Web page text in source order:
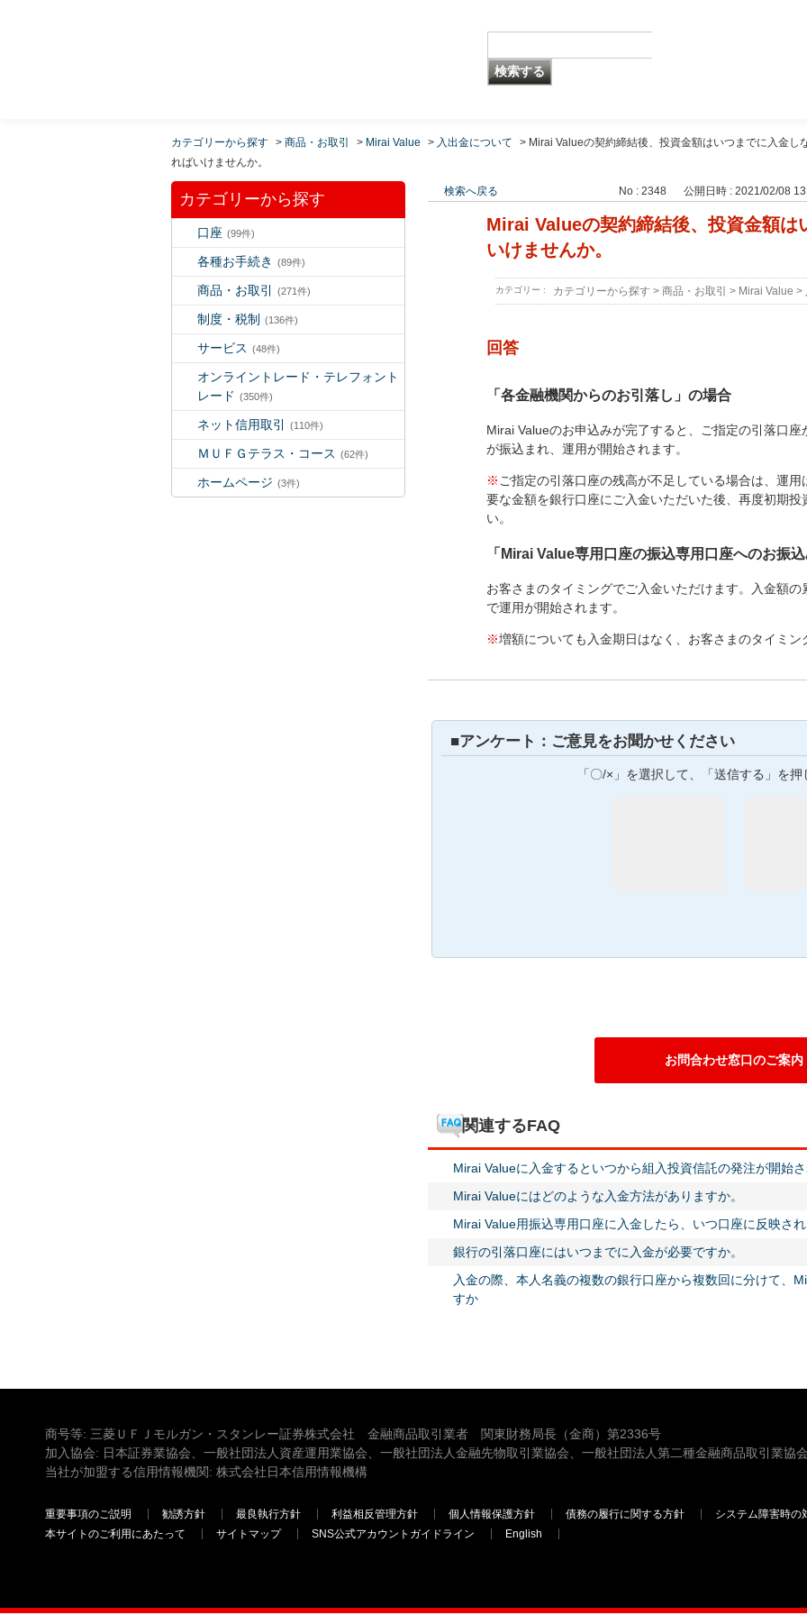
カテゴリーから探す > 商品・お取引 > Mirai Value > 入出金について > Mirai Valueの契約締結後、投資金額はいつまでに入金し
ればいけませんか。
カテゴリーから探す
口座 (99件)
各種お手続き (89件)
商品・お取引 (271件)
制度・税制 (136件)
サービス (48件)
オンライントレード・テレフォント
レード (350件)
ネット信用取引 (110件)
ＭＵＦＧテラス・コース (62件)
ホームページ (3件)
検索へ戻る No : 2348 公開日時 : 2021/02/08
Mirai Valueの契約締結後、投資金額は
いけませんか。
カテゴリー : カテゴリーから探す > 商品・お取引 > Mirai Value >
回答
「各金融機関からのお引落し」の場合
Mirai Valueのお申込みが完了すると、ご指定の引落口
が振込まれ、運用が開始されます。
※ ご指定の引落口座の残高が不足している場合は、運
要な金額を銀行口座にご入金いただいた後、再度初期投
い。
「Mirai Value専用口座の振込専用口座へのお振
お客さまのタイミングでご入金いただけます。入金額
で運用が開始されます。
※増額についても入金期日はなく、お客さまのタイミン
■アンケート：ご意見をお聞かせください
「〇/×」を選択して、「送信する」を押
お問合わせ窓口のご案内
関連するFAQ
Mirai Valueに入金するといつから組入投資信託の発注が開始さ
Mirai Valueにはどのような入金方法がありますか。
Mirai Value用振込専用口座に入金したら、いつ口座に反映され
銀行の引落口座にはいつまでに入金が必要ですか。
入金の際、本人名義の複数の銀行口座から複数回に分けて、
すか
商号等: 三菱ＵＦＪモルガン・スタンレー証券株式会社 金融商品取引業者 関東財務局長（金商）第2336号
加入協会: 日本証券業協会、一般社団法人資産運用業協会、一般社団法人金融先物取引業協会、一般社団法人第二種金融商品取引業協
当社が加盟する信用情報機関: 株式会社日本信用情報機構
重要事項のご説明 勧誘方針 最良執行方針 利益相反管理方針 個人情報保護方針 債務の履行に関する方針 システム障害時の
本サイトのご利用にあたって
サイトマップ SNS公式アカウントガイドライン English